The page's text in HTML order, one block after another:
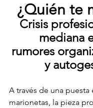
¿Quién te
Crisis
mediana
rumores
y
A través de una puesta
marionetas, la pieza